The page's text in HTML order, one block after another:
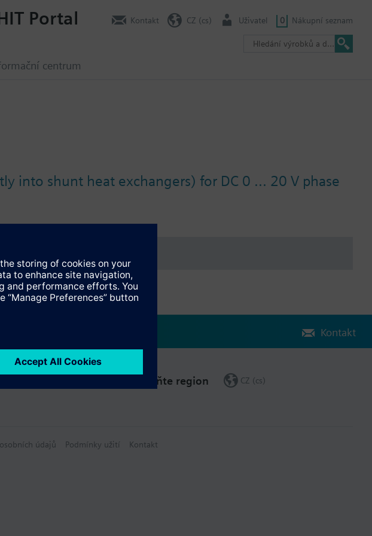
centrum
Portal Kontakt CZ (cs) Uživatel 0 Nákupní seznam
into shunt heat exchangers) for DC 0 ... 20 V phase
Kontakt
Změňte region CZ (cs)
údajů Podmínky užití Kontakt